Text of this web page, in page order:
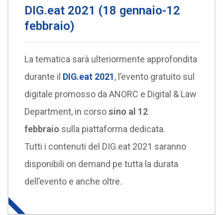
DIG.eat 2021 (18 gennaio-12
febbraio)
La tematica sarà ulteriormente approfondita
durante il DIG.eat 2021, l’evento gratuito sul
digitale promosso da ANORC e Digital & Law
Department, in corsosino al 12
febbraio sulla piattaforma dedicata.
Tutti i contenuti del DIG.eat 2021 saranno
disponibili on demand pe tutta la durata
dell’evento e anche oltre.